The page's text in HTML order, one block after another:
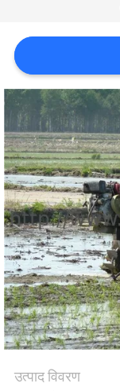
उद्धरण
की
विनती
करे
साइटमैप
PRIVACY
POLICY
उत्पाद विवरण